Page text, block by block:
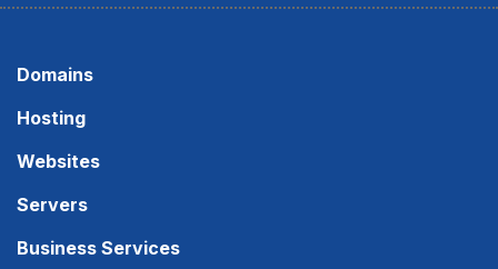
Domains
Hosting
Websites
Servers
Business Services